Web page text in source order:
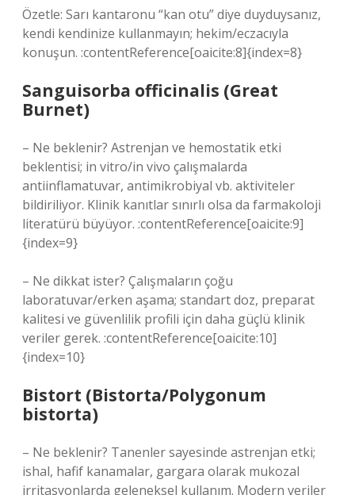
Özetle: Sarı kantaronu “kan otu” diye duyduysanız,
kendi kendinize kullanmayın; hekim/eczacıyla
konuşun. :contentReference[oaicite:8]{index=8}
Sanguisorba officinalis (Great
Burnet)
– Ne beklenir? Astrenjan ve hemostatik etki
beklentisi; in vitro/in vivo çalışmalarda
antiinflamatuvar, antimikrobiyal vb. aktiviteler
bildiriliyor. Klinik kanıtlar sınırlı olsa da farmakoloji
literatürü büyüyor. :contentReference[oaicite:9]
{index=9}
– Ne dikkat ister? Çalışmaların çoğu
laboratuvar/erken aşama; standart doz, preparat
kalitesi ve güvenlilik profili için daha güçlü klinik
veriler gerek. :contentReference[oaicite:10]
{index=10}
Bistort (Bistorta/Polygonum
bistorta)
– Ne beklenir? Tanenler sayesinde astrenjan etki;
ishal, hafif kanamalar, gargara olarak mukozal
irritasyonlarda geleneksel kullanım. Modern veriler